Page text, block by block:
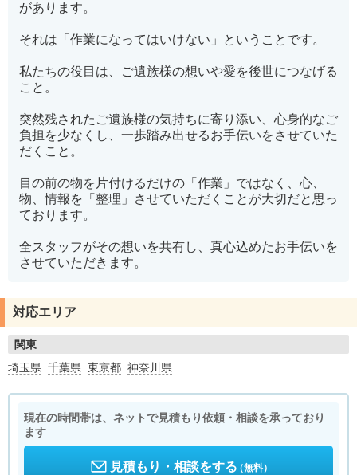
があります。
それは「作業になってはいけない」ということです。
私たちの役目は、ご遺族様の想いや愛を後世につなげる
こと。
突然残されたご遺族様の気持ちに寄り添い、心身的なご
負担を少なくし、一歩踏み出せるお手伝いをさせていた
だくこと。
目の前の物を片付けるだけの「作業」ではなく、心、
物、情報を「整理」させていただくことが大切だと思っ
ております。
全スタッフがその想いを共有し、真心込めたお手伝いを
させていただきます。
対応エリア
関東
埼玉県 千葉県 東京都 神奈川県
現在の時間帯は、ネットで見積もり依頼・相談を承っており
ます
見積もり・相談をする（無料）